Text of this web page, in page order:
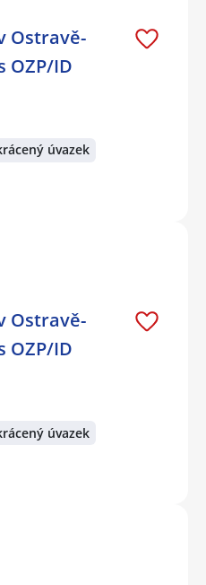
Ostravě-
OZP/ID
úvazek
Ostravě-
OZP/ID
úvazek